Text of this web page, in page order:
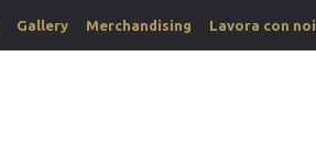
Gallery Merchandising Lavora con noi